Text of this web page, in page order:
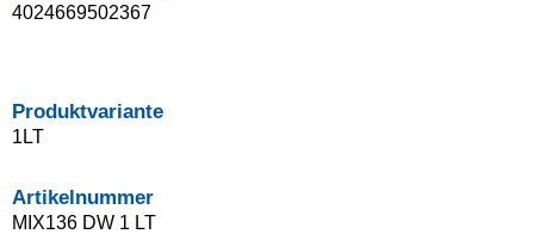
4024669502367
Produktvariante
1LT
Artikelnummer
MIX136 DW 1 LT